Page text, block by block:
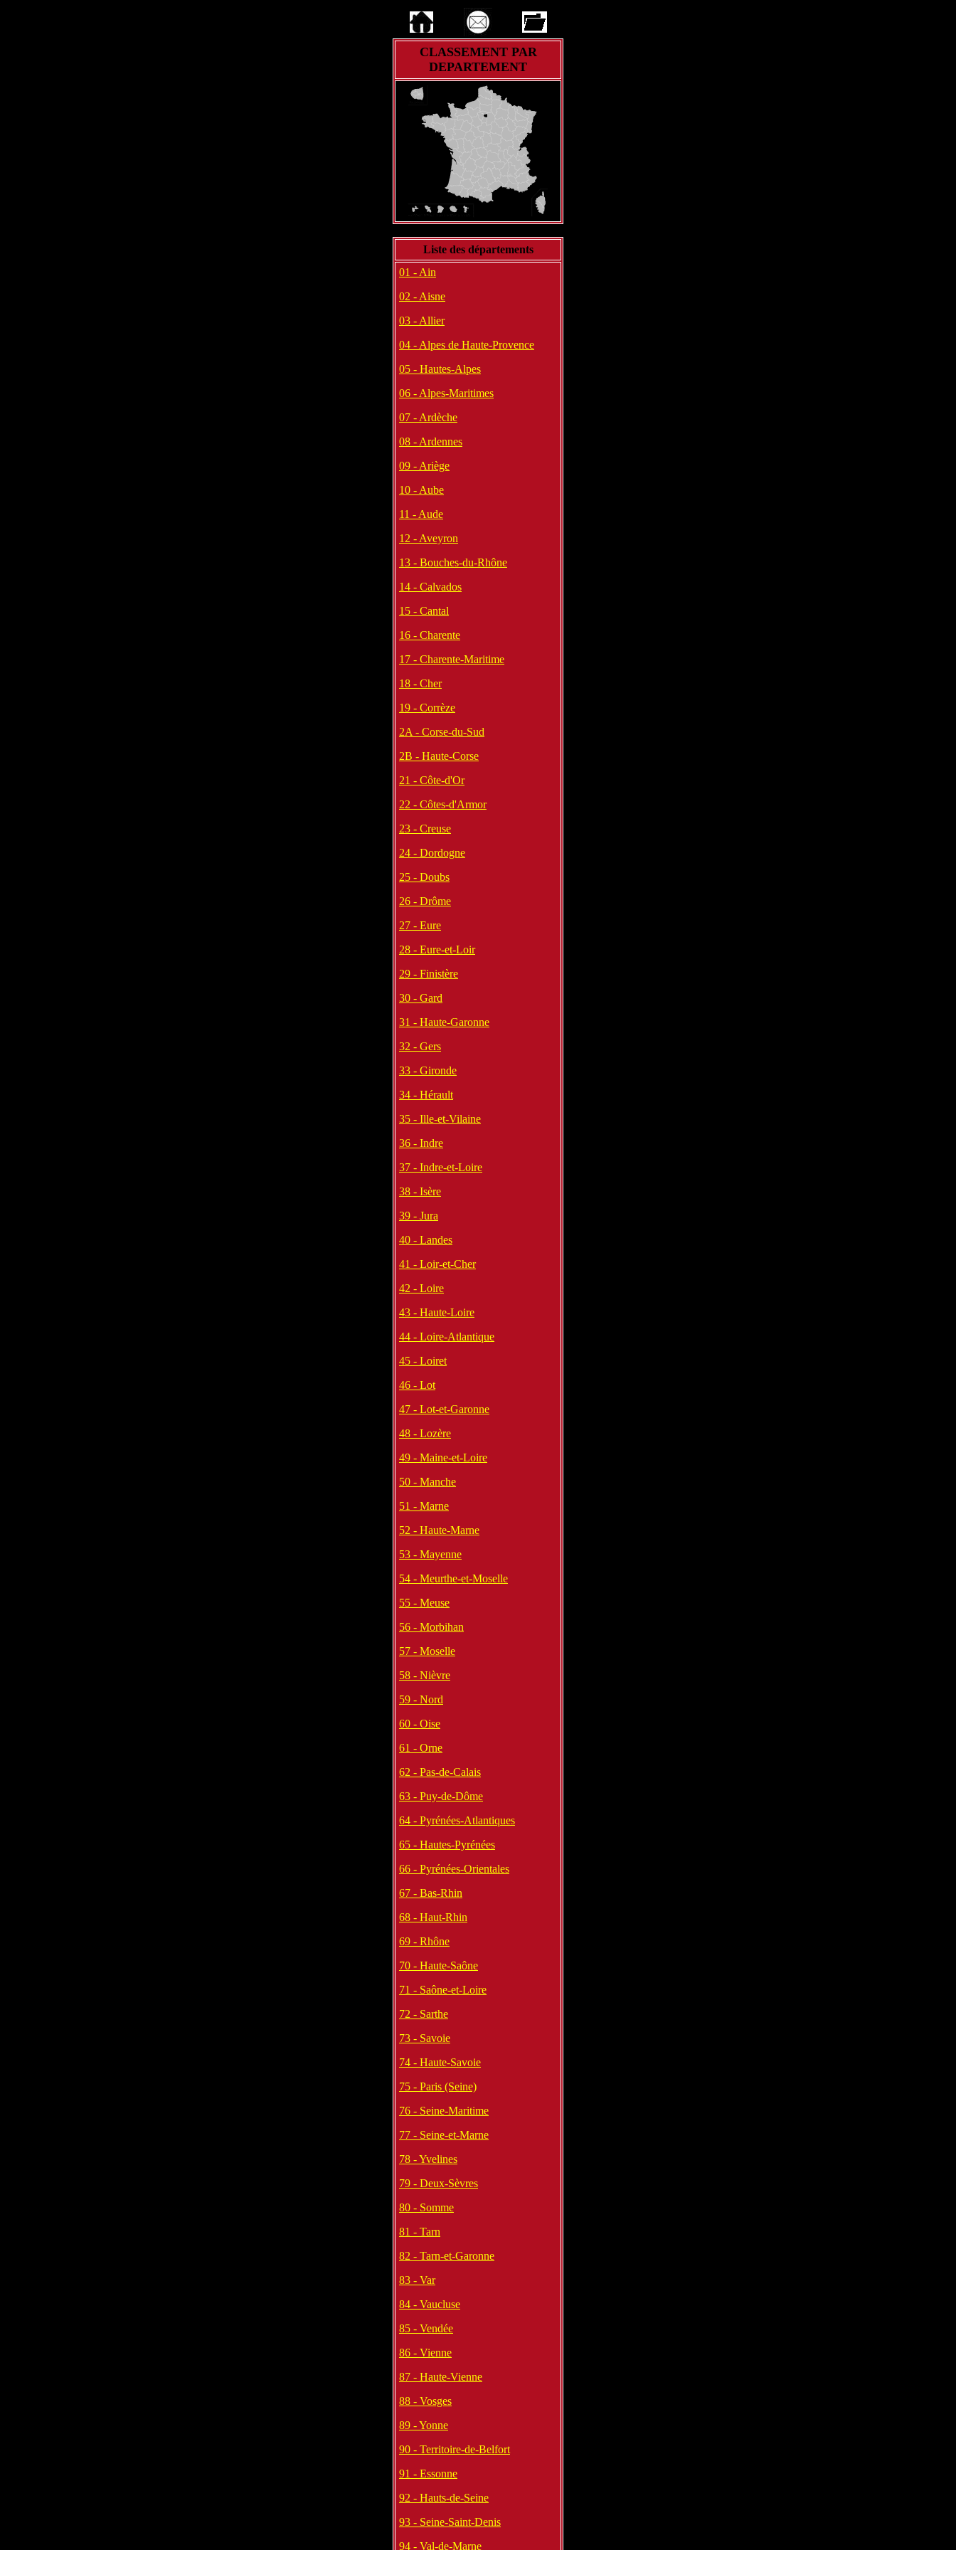
CLASSEMENT PAR
DEPARTEMENT
Liste des départements
01 - Ain
02 - Aisne
03 - Allier
04 - Alpes de Haute-Provence
05 - Hautes-Alpes
06 - Alpes-Maritimes
07 - Ardèche
08 - Ardennes
09 - Ariège
10 - Aube
11 - Aude
12 - Aveyron
13 - Bouches-du-Rhône
14 - Calvados
15 - Cantal
16 - Charente
17 - Charente-Maritime
18 - Cher
19 - Corrèze
2A - Corse-du-Sud
2B - Haute-Corse
21 - Côte-d'Or
22 - Côtes-d'Armor
23 - Creuse
24 - Dordogne
25 - Doubs
26 - Drôme
27 - Eure
28 - Eure-et-Loir
29 - Finistère
30 - Gard
31 - Haute-Garonne
32 - Gers
33 - Gironde
34 - Hérault
35 - Ille-et-Vilaine
36 - Indre
37 - Indre-et-Loire
38 - Isère
39 - Jura
40 - Landes
41 - Loir-et-Cher
42 - Loire
43 - Haute-Loire
44 - Loire-Atlantique
45 - Loiret
46 - Lot
47 - Lot-et-Garonne
48 - Lozère
49 - Maine-et-Loire
50 - Manche
51 - Marne
52 - Haute-Marne
53 - Mayenne
54 - Meurthe-et-Moselle
55 - Meuse
56 - Morbihan
57 - Moselle
58 - Nièvre
59 - Nord
60 - Oise
61 - Orne
62 - Pas-de-Calais
63 - Puy-de-Dôme
64 - Pyrénées-Atlantiques
65 - Hautes-Pyrénées
66 - Pyrénées-Orientales
67 - Bas-Rhin
68 - Haut-Rhin
69 - Rhône
70 - Haute-Saône
71 - Saône-et-Loire
72 - Sarthe
73 - Savoie
74 - Haute-Savoie
75 - Paris (Seine)
76 - Seine-Maritime
77 - Seine-et-Marne
78 - Yvelines
79 - Deux-Sèvres
80 - Somme
81 - Tarn
82 - Tarn-et-Garonne
83 - Var
84 - Vaucluse
85 - Vendée
86 - Vienne
87 - Haute-Vienne
88 - Vosges
89 - Yonne
90 - Territoire-de-Belfort
91 - Essonne
92 - Hauts-de-Seine
93 - Seine-Saint-Denis
94 - Val-de-Marne